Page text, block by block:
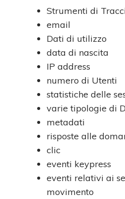
Strumenti di
email
Dati di utilizzo
data di nascita
IP address
numero di Utenti
statistiche delle
varie tipologie di
metadati
risposte alle
clic
eventi keypress
eventi relativi ai
movimento